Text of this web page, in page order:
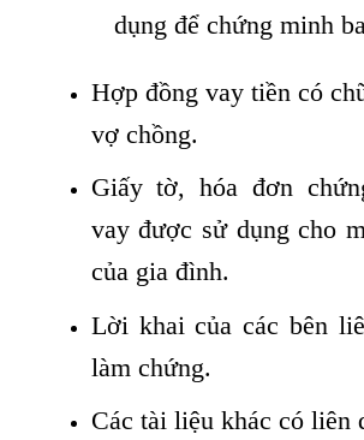
dụng để chứng minh
Hợp đồng vay tiền có
vợ chồng.
Giấy tờ, hóa đơn
vay được sử dụng cho
của gia đình.
Lời khai của các bên
làm chứng.
Các tài liệu khác có liên